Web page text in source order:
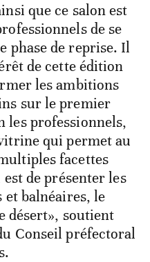
que ce salon est
de se
phase de reprise. Il
de cette édition
les ambitions
sur le premier
les professionnels,
qui permet au
facettes
de présenter les
balnéaires, le
désert», soutient
Conseil préfectoral